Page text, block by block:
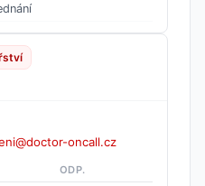
oncall.cz
ODP.